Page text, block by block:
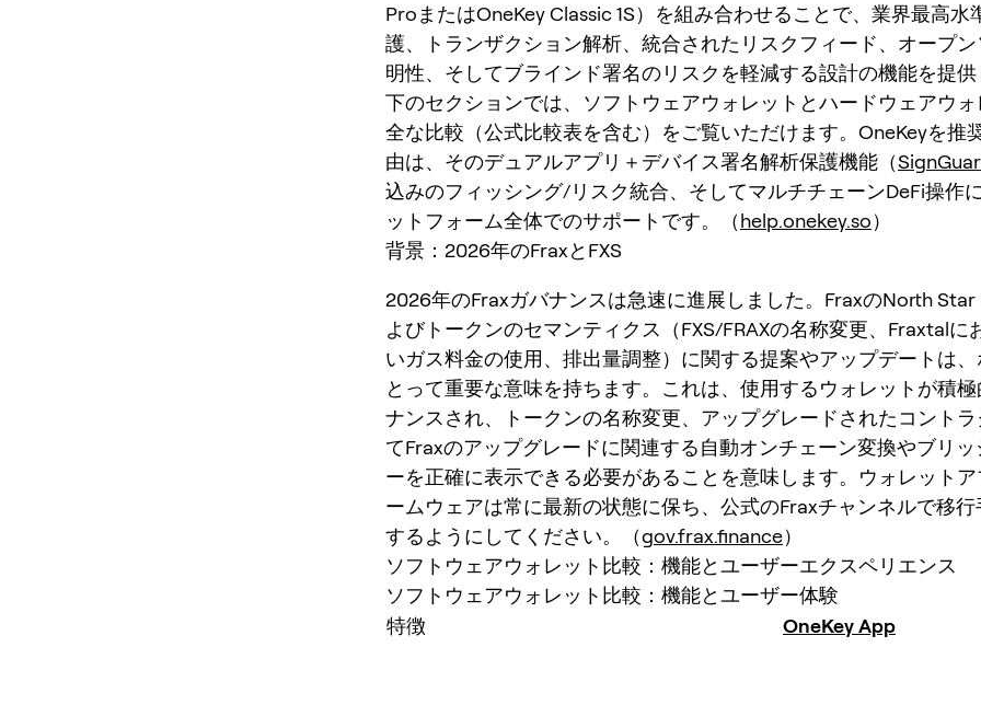
ProまたはOneKey Classic 1S）を組み合わせることで、業界最高水
護、トランザクション解析、統合されたリスクフィード、オープ
明性、そしてブラインド署名のリスクを軽減する設計の機能を提供
下のセクションでは、ソフトウェアウォレットとハードウェアウ
全な比較（公式比較表を含む）をご覧いただけます。OneKeyを推
由は、そのデュアルアプリ＋デバイス署名解析保護機能（
込みのフィッシング/リスク統合、そしてマルチチェーンDeFi操作
ットフォーム全体でのサポートです。（help.onekey.so）
背景：2026年のFraxとFXS
2026年のFraxガバナンスは急速に進展しました。FraxのNorth
よびトークンのセマンティクス（FXS/FRAXの名称変更、Fraxtalに
いガス料金の使用、排出量調整）に関する提案やアップデートは、
とって重要な意味を持ちます。これは、使用するウォレットが積
ナンスされ、トークンの名称変更、アップグレードされたコントラ
てFraxのアップグレードに関連する自動オンチェーン変換やブリッ
ーを正確に表示できる必要があることを意味します。ウォレットア
ームウェアは常に最新の状態に保ち、公式のFraxチャンネルで移
するようにしてください。（gov.frax.finance）
ソフトウェアウォレット比較：機能とユーザーエクスペリエンス
ソフトウェアウォレット比較：機能とユーザー体験
特徴
OneKey App